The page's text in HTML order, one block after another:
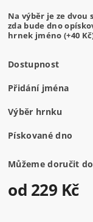
Na výběr je ze
zda bude dno
hrnek jméno (+40
Dostupnost
Přidání jména
Výběr hrnku
Pískované dno
Můžeme doručit do
od 229 Kč